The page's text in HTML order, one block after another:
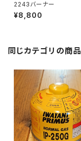
2243バーナー
¥8,800
同じカテゴリの商品